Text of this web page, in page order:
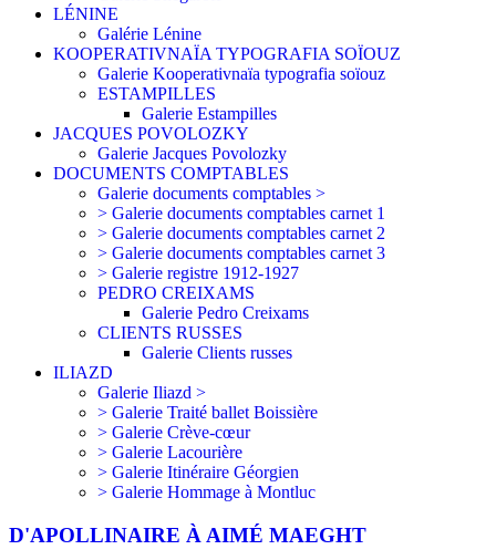
LÉNINE
Galérie Lénine
KOOPERATIVNAÏA TYPOGRAFIA SOÏOUZ
Galerie Kooperativnaïa typografia soïouz
ESTAMPILLES
Galerie Estampilles
JACQUES POVOLOZKY
Galerie Jacques Povolozky
DOCUMENTS COMPTABLES
Galerie documents comptables >
> Galerie documents comptables carnet 1
> Galerie documents comptables carnet 2
> Galerie documents comptables carnet 3
> Galerie registre 1912-1927
PEDRO CREIXAMS
Galerie Pedro Creixams
CLIENTS RUSSES
Galerie Clients russes
ILIAZD
Galerie Iliazd >
> Galerie Traité ballet Boissière
> Galerie Crève-cœur
> Galerie Lacourière
> Galerie Itinéraire Géorgien
> Galerie Hommage à Montluc
D'APOLLINAIRE À AIMÉ MAEGHT